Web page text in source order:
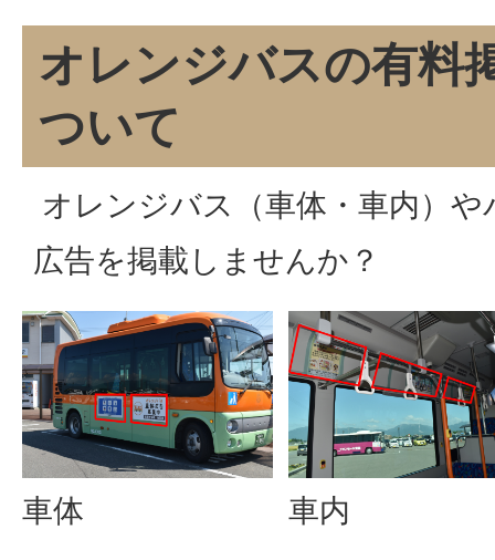
オレンジバスの有料
ついて
オレンジバス（車体・車内）
広告を掲載しませんか？
車体 車内